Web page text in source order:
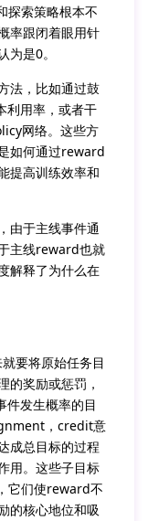
探索策略根本不
率跟闭着眼用针
是0。
法，比如通过鼓
利用率，或者干
网络。这些方
如何通过reward
提高训练效率和
由于主线事件通
主线reward也就
解释了为什么在
要将原始任务目
的奖励或惩罚，
件发生概率的目
，credit意
成总目标的过程
用。这些子目标
它们使reward不
的核心地位和吸